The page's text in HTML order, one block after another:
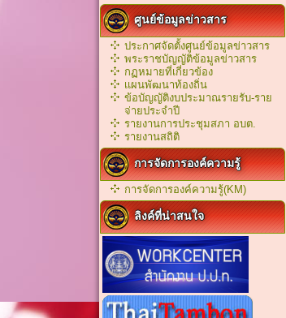
ศูนย์ข้อมูลข่าวสาร
ประกาศจัดตั้งศูนย์ข้อมูลข่าวสาร
พระราชบัญญัติข้อมูลข่าวสาร
กฏหมายที่เกี่ยวข้อง
เเผนพัฒนาท้องถิ่น
ข้อบัญญัติงบประมาณรายรับ-ราย
จ่ายประจำปี
รายงานการประชุมสภา อบต.
รายงานสถิติ
การจัดการองค์ความรู้
การจัดการองค์ความรู้(KM)
ลิงค์ที่น่าสนใจ